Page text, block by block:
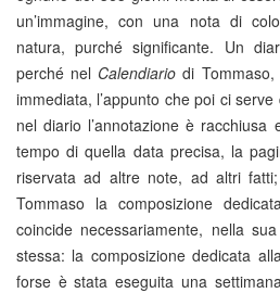
un’immagine, con una nota di
natura, purché significante. Un
perché nel Calendiario di Tommaso,
immediata, l’appunto che poi ci
nel diario l’annotazione è
tempo di quella data precisa, la
riservata ad altre note, ad altri
Tommaso la composizione
coincide necessariamente, nella
stessa: la composizione dedicata
forse è stata eseguita una